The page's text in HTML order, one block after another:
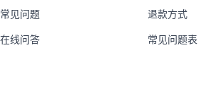
常见问题
在线问答
退款方式
常见问题表